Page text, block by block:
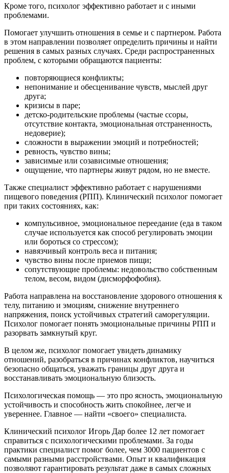
Кроме того, психолог эффективно работает и с иными
проблемами.
Помогает улучшить отношения в семье и с партнером. Работа
в этом направлении позволяет определить причины и найти
решения в самых разных случаях. Среди распространенных
проблем, с которыми обращаются пациенты:
повторяющиеся конфликты;
непонимание и обесценивание чувств, мыслей друг
друга;
кризисы в паре;
детско-родительские проблемы (частые ссоры,
отсутствие контакта, эмоциональная отстраненность,
недоверие);
сложности в выражении эмоций и потребностей;
ревность, чувство вины;
зависимые или созависимые отношения;
ощущение, что партнеры живут рядом, но не вместе.
Также специалист эффективно работает с нарушениями
пищевого поведения (РПП). Клинический психолог помогает
при таких состояниях, как:
компульсивное, эмоциональное переедание (еда в таком
случае используется как способ регулировать эмоции
или бороться со стрессом);
навязчивый контроль веса и питания;
чувство вины после приемов пищи;
сопутствующие проблемы: недовольство собственным
телом, весом, видом (дисморфофобия).
Работа направлена на восстановление здорового отношения к
телу, питанию и эмоциям, снижение внутреннего
напряжения, поиск устойчивых стратегий саморегуляции.
Психолог помогает понять эмоциональные причины РПП и
разорвать замкнутый круг.
В целом же, психолог помогает увидеть динамику
отношений, разобраться в причинах конфликтов, научиться
безопасно общаться, уважать границы друг друга и
восстанавливать эмоциональную близость.
Психологическая помощь — это про ясность, эмоциональную
устойчивость и способность жить спокойнее, легче и
увереннее. Главное — найти «своего» специалиста.
Клинический психолог Игорь Дар более 12 лет помогает
справиться с психологическими проблемами. За годы
практики специалист помог более, чем 3000 пациентов с
самыми разными расстройствами. Опыт и квалификация
позволяют гарантировать результат даже в самых сложных